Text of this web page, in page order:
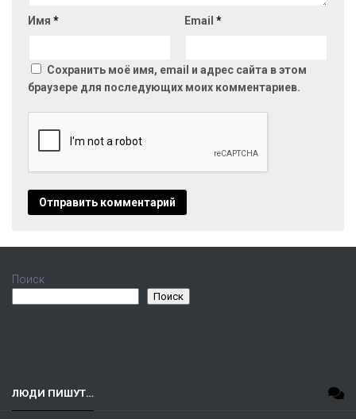
Имя * Email *
Сохранить моё имя, email и адрес сайта в этом
браузере для последующих моих комментариев.
Поиск
Поиск
ЛЮДИ ПИШУТ…